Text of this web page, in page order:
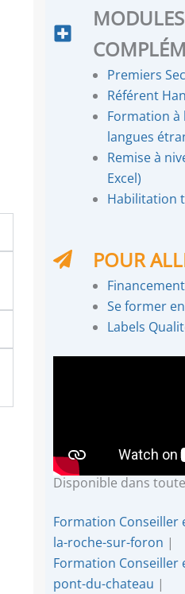
MODULES
Premiers
Référent
Formation à
langues
Remise à
Excel)
Habilitation
POUR
Se former
Labels
Disponible dans
Formation
la-roche-sur-foron |
Formation
pont-du-chateau |